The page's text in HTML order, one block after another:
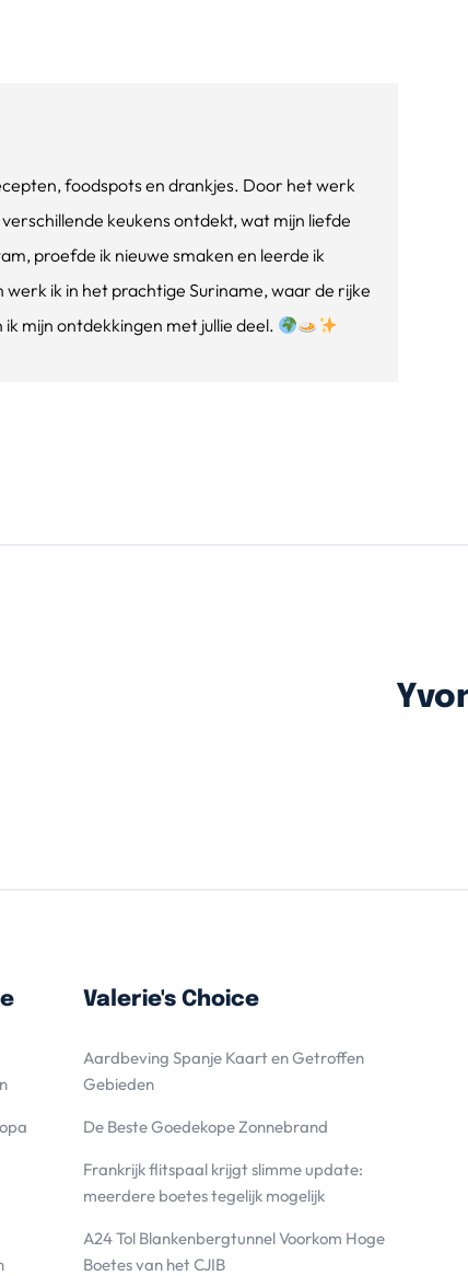
foodspots en drankjes. Door het werk
keukens ontdekt, wat mijn liefde
proefde ik nieuwe smaken en leerde ik
ik in het prachtige Suriname, waar de rijke
mijn ontdekkingen met jullie deel.
Valerie's Choice
Aardbeving Spanje Kaart en Getroffen
Gebieden
De Beste Goedekope Zonnebrand
Frankrijk flitspaal krijgt slimme update:
meerdere boetes tegelijk mogelijk
A24 Tol Blankenbergtunnel Voorkom Hoge
Boetes van het CJIB